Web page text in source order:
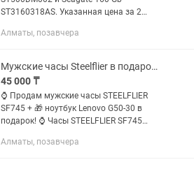
ST3160318AS. Указанная цена за 2
состоянии, были подключены к
видео, фильмов и...
Алматы, позавчера
Мужские часы Steelflier в подарок НОУТБУК
45 000 ₸
⌚ Продам мужские часы STEELFLIER
SF745 + 🎁 ноутбук Lenovo G50-30 в
подарок! ⌚ Часы STEELFLIER SF745
Сапфировое стекло с антибликовым
Алматы, позавчера